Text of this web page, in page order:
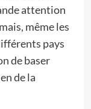
attention
même les
pays
de baser
de la